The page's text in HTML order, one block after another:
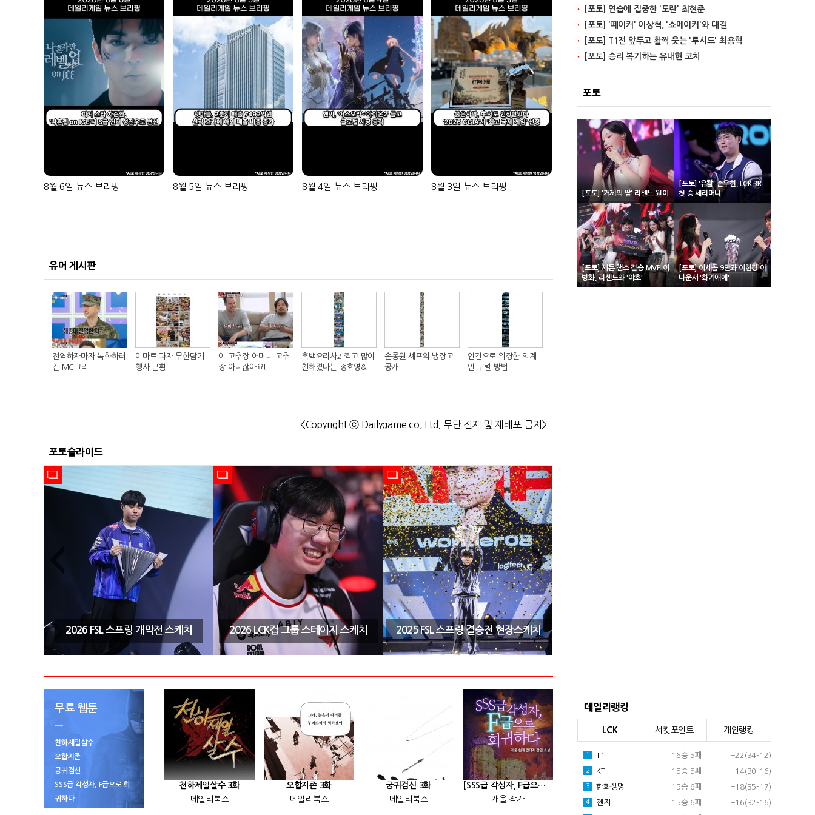
8월 6일 뉴스 브리핑 8월 5일 뉴스 브리핑 8월 4일 뉴스 브리핑 8월 3일 뉴스 브리핑
유머 게시판
전역하자마자 녹화하러
간 MC그리
이마트 과자 무한담기
행사 근황
이 고추장 어머니 고추
장 아니잖아요!
흑백요리사2 찍고 많이
친해졌다는 정호영&샘
손종원 셰프의 냉장고
공개
인간으로 위장한 외계
인 구별 방법
<Copyright ⓒ Dailygame co, Ltd. 무단 전재 및 재배포 금지>
포토슬라이드
2026 FSL 스프링 개막전 스케치
2026 LCK컵 그룹 스테이지 스케치 2025 FSL 스프링 결승전 현장스케치
무료 웹툰
천하제일살수
오합지존
궁귀검신
SSS급 각성자, F급으로 회
귀하다
천하제일살수 3화
데일리북스
오합지존 3화
데일리북스
궁귀검신 3화
데일리북스
[SSS급 각성자, F급으로 회귀하다] 25화
개울 작가
[포토] 연습에 집중한 '도란' 최현준
[포토] '페이커' 이상혁, '쇼메이커'와 대결
[포토] T1전 앞두고 활짝 웃는 '루시드' 최용혁
[포토] 승리 복기하는 유내현 코치
포토
[포토] '거제의 딸' 리센느 원이
[포토] '유칼' 손우현, LCK 3R
첫 승 세리머니
[포토] 서든 챔스 결승 MVP 이
병화, 리센느와 '야호'
[포토] 이세돌 9단과 이현경 아
나운서 '화기애애'
데일리랭킹
LCK 서킷포인트 개인랭킹
1 T1 16승 5패 +22(34-12)
2 KT 15승 5패 +14(30-16)
3 한화생명 15승 6패 +18(35-17)
4 젠지 15승 6패 +16(32-16)